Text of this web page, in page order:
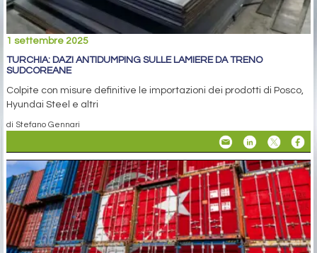
1 settembre 2025
TURCHIA: DAZI ANTIDUMPING SULLE LAMIERE DA TRENO
SUDCOREANE
Colpite con misure definitive le importazioni dei prodotti di Posco,
Hyundai Steel e altri
di Stefano Gennari